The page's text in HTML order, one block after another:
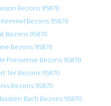
Bezons 95870
Bezons 95870
Bezons 95870
Bezons 95870
Pressense Bezons 95870
1er Bezons 95870
Bezons 95870
Bach Bezons 95870